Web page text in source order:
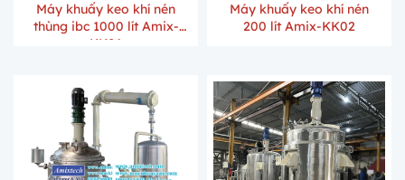
Máy khuấy keo khí nén
thùng ibc 1000 lít Amix-
KK01
Máy khuấy keo khí nén
200 lít Amix-KK02